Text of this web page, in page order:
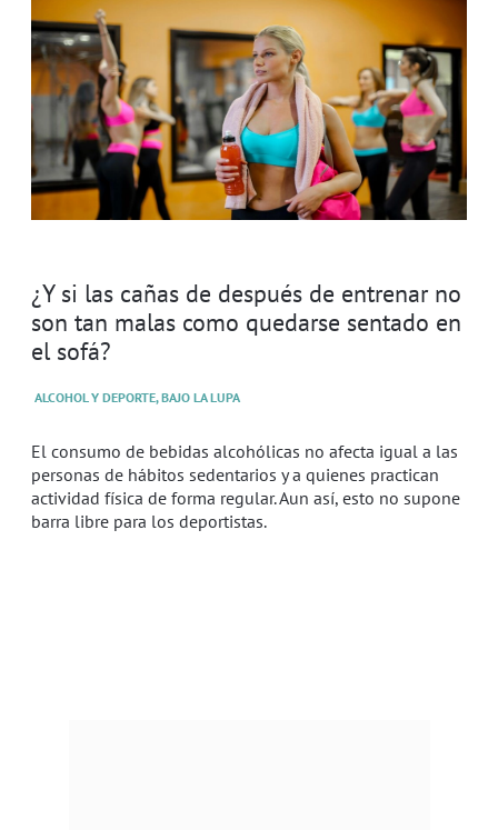
¿Y si las cañas de después de entrenar no
son tan malas como quedarse sentado en
el sofá?
ALCOHOL Y DEPORTE, BAJO LA LUPA
El consumo de bebidas alcohólicas no afecta igual a las
personas de hábitos sedentarios y a quienes practican
actividad física de forma regular. Aun así, esto no supone
barra libre para los deportistas.